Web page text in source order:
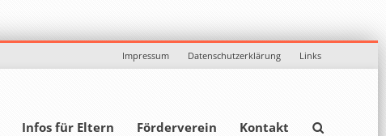
Impressum Datenschutzerklärung Links
Infos für Eltern Förderverein Kontakt